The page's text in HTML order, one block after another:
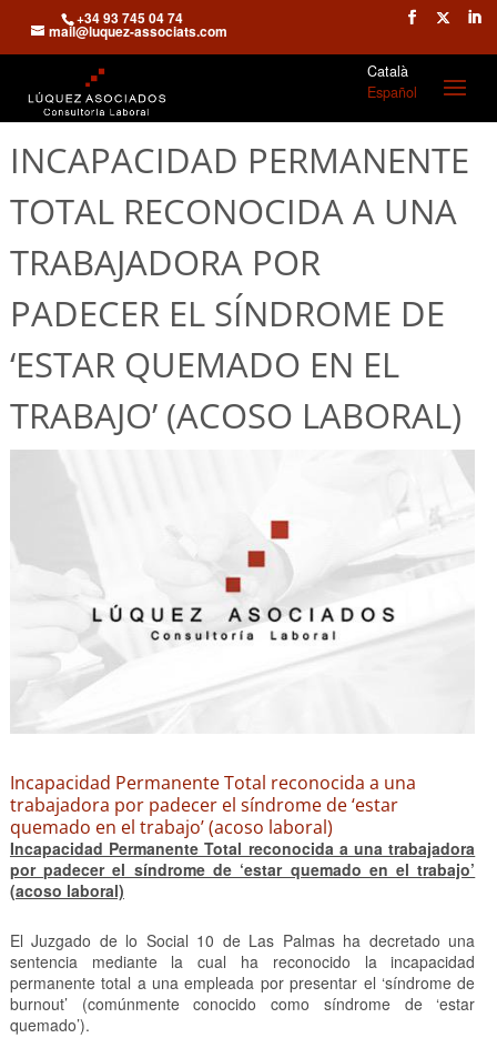
+34 93 745 04 74
mail@luquez-associats.com
Català
Español
INCAPACIDAD PERMANENTE
TOTAL RECONOCIDA A UNA
TRABAJADORA POR
PADECER EL SÍNDROME DE
‘ESTAR QUEMADO EN EL
TRABAJO’ (ACOSO LABORAL)
Incapacidad Permanente Total reconocida a una
trabajadora por padecer el síndrome de ‘estar
quemado en el trabajo’ (acoso laboral)
Incapacidad Permanente Total reconocida a una trabajadora
por padecer el síndrome de ‘estar quemado en el trabajo’
(acoso laboral)
El Juzgado de lo Social 10 de Las Palmas ha decretado una
sentencia mediante la cual ha reconocido la incapacidad
permanente total a una empleada por presentar el ‘síndrome de
burnout’ (comúnmente conocido como síndrome de ‘estar
quemado’).